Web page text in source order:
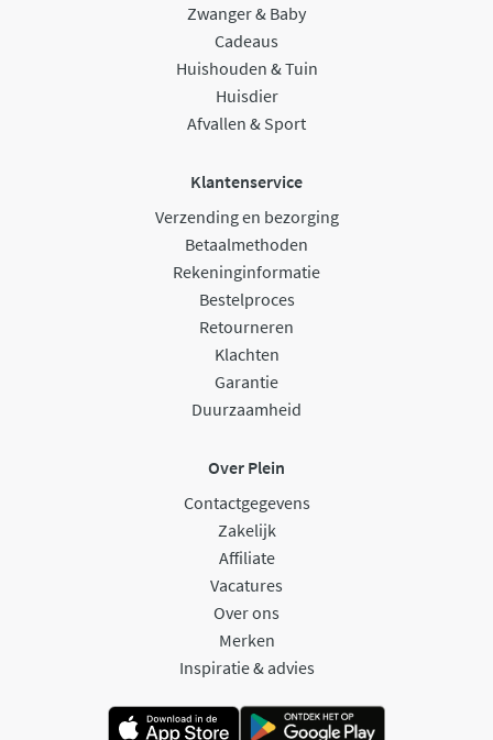
Zwanger & Baby
Cadeaus
Huishouden & Tuin
Huisdier
Afvallen & Sport
Klantenservice
Verzending en bezorging
Betaalmethoden
Rekeninginformatie
Bestelproces
Retourneren
Klachten
Garantie
Duurzaamheid
Over Plein
Contactgegevens
Zakelijk
Affiliate
Vacatures
Over ons
Merken
Inspiratie & advies